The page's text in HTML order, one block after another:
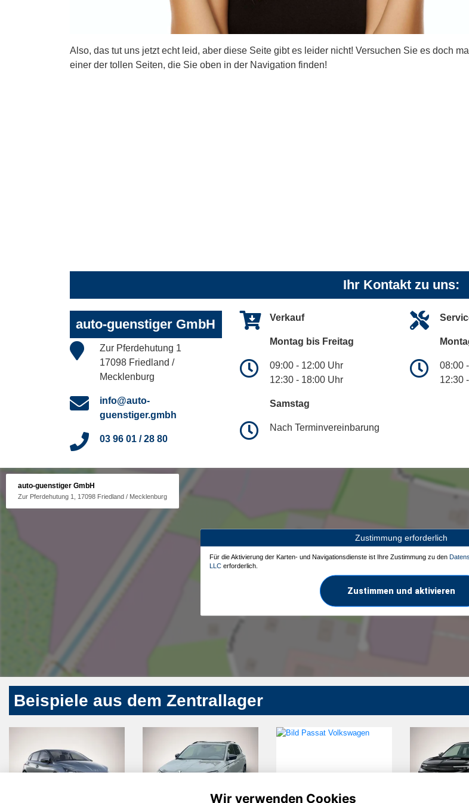
Also, das tut uns jetzt echt leid, aber diese Seite gibt es leider nicht! Versuchen Sie es doch
einer der tollen Seiten, die Sie oben in der Navigation finden!
Ihr Kontakt zu uns:
auto-guenstiger GmbH
Zur Pferdehutung 1
17098 Friedland /
Mecklenburg
info@auto-
guenstiger.gmbh
03 96 01 / 28 80
Verkauf
Montag bis Freitag
09:00 - 12:00 Uhr
12:30 - 18:00 Uhr
Samstag
Nach Terminvereinbarung
08:00
12:30
auto-guenstiger GmbH
Zur Pferdehutung 1, 17098 Friedland / Mecklenburg
Zustimmung erforderlich
Für die Aktivierung der Karten- und Navigationsdienste ist Ihre Zustimmung zu den
LLC erforderlich.
Zustimmen und aktivieren
Beispiele aus dem Zentrallager
Wir verwenden Cookies